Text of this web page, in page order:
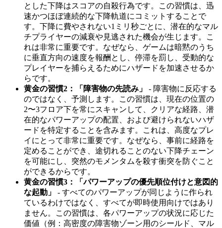
とした下降はスコアの自殺行為です。この習慣は、迅
速かつほぼ連続的な下降軌道にコミットすることで
す。下降に費やされない1ミリ秒ごとに、潜在的なマル
チプライヤーの減衰や見逃された機会が生じます。こ
れは非常に重要です。なぜなら、ゲームは暗黙のうち
に垂直方向の速度を報酬とし、停滞を罰し、受動的な
プレイヤーを捕らえるためにハザードを加速させるか
らです。
黄金の習慣2：「障害物の先読み」
- 障害物に反応する
のではなく、予測します。この習慣は、現在の位置の
2〜3フロア下を常にスキャンして、クリアな経路、潜
在的なパワーアップの配置、および避けられないハザ
ードを特定することを含みます。これは、高度なプレ
イにとって非常に重要です。なぜなら、事前に経路を
定めることができ、途切れることのない下降チェーン
を可能にし、突然のモメンタムを殺す衝突を防ぐこと
ができるからです。
黄金の習慣3：「パワーアップの優先順位付けと意図的
な起動」
- すべてのパワーアップが同じように作られ
ているわけではなく、すべてが即時使用向けではあり
ません。この習慣は、各パワーアップの状況に応じた
価値（例：高密度の障害物ゾーン用のシールド、マル